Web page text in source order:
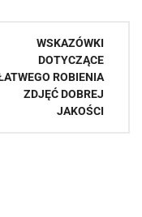
WSKAZÓWKI
DOTYCZĄCE
ROBIENIA
ZDJĘĆ DOBREJ
JAKOŚCI